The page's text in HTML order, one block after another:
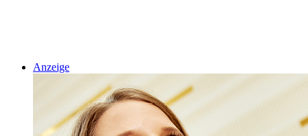
Anzeige